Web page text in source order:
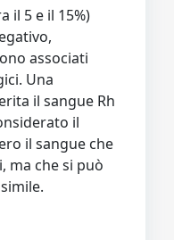
il 5 e il 15%)
associati
Una
il sangue Rh
il
il sangue che
ma che si può